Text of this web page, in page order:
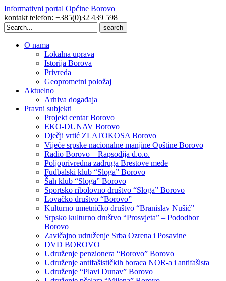
Informativni portal Općine Borovo
kontakt telefon: +385(0)32 439 598
Search
for:
O nama
Lokalna uprava
Istorija Borova
Privreda
Geoprometni položaj
Aktuelno
Arhiva događaja
Pravni subjekti
Projekt centar Borovo
EKO-DUNAV Borovo
Dječji vrtić ZLATOKOSA Borovo
Vijeće srpske nacionalne manjine Opštine Borovo
Radio Borovo – Rapsodija d.o.o.
Poljoprivredna zadruga Brestove međe
Fudbalski klub “Sloga” Borovo
Šah klub “Sloga” Borovo
Sportsko ribolovno društvo “Sloga” Borovo
Lovačko društvo “Borovo”
Kulturno umetničko društvo “Branislav Nušić”
Srpsko kulturno društvo “Prosvjeta” – Pododbor
Borovo
Zavičajno udruženje Srba Ozrena i Posavine
DVD BOROVO
Udruženje penzionera “Borovo” Borovo
Udruženje antifašističkih boraca NOR-a i antifašista
Udruženje “Plavi Dunav” Borovo